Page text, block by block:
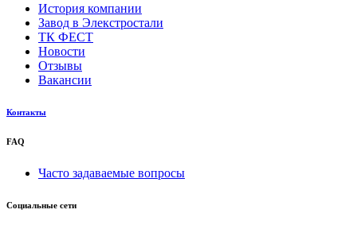
История компании
Завод в Элекстростали
ТК ФЕСТ
Новости
Отзывы
Вакансии
Контакты
FAQ
Часто задаваемые вопросы
Социальные сети